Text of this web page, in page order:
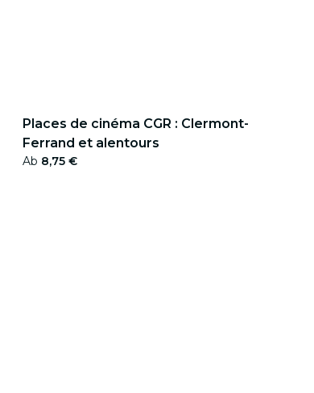
Places de cinéma CGR : Clermont-
Ferrand et alentours
Ab 8,75 €